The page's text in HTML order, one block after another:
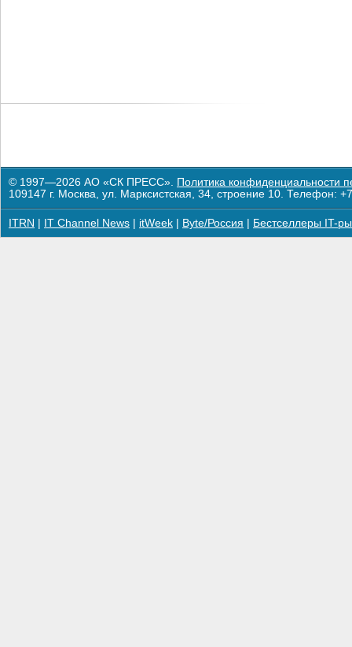
© 1997—2026 АО «СК ПРЕСС». Политика конфиденциальности
109147 г. Москва, ул. Марксистская, 34, строение 10. Телефон:
ITRN IT Channel News itWeek Byte/Россия Бестселлеры IT-